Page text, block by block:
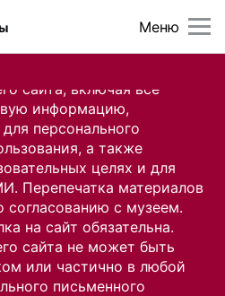
сайта, включая все
информацию,
персонального
а также
целях и для
Перепечатка материалов
согласованию с музеем.
на сайт обязательна.
сайта не может быть
или частично в любой
письменного
Меню